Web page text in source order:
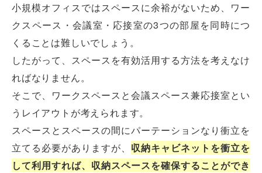
小規模オフィスではスペースに余裕がないため、ワー
クスペース・会議室・応接室の3つの部屋を同時につ
くることは難しいでしょう。
したがって、スペースを有効活用する方法を考えなけ
ればなりません。
そこで、ワークスペースと会議スペース兼応接室とい
うレイアウトが考えられます。
スペースとスペースの間にパーテーションなり衝立を
立てる必要がありますが、 収納キャビネットを衝立を
して利用すれば、収納スペースを確保することができ